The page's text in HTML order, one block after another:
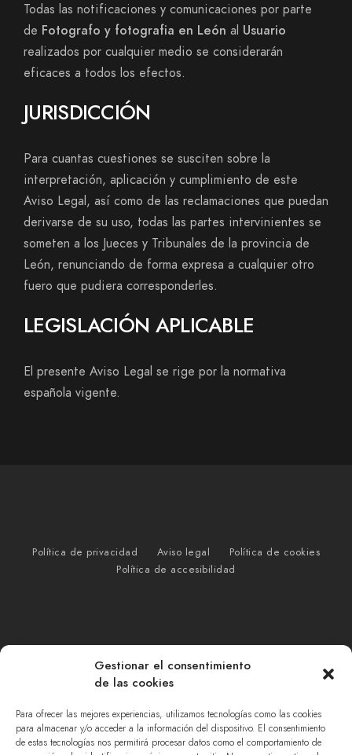
Gestionar el consentimiento
de las cookies
Para ofrecer las mejores experiencias, utilizamos tecnologías como las cookies
para almacenar y/o acceder a la información del dispositivo. El consentimiento
de estas tecnologías nos permitirá procesar datos como el comportamiento de
Todas las notificaciones y comunicaciones por parte
de Fotografo y fotografia en León al Usuario
realizados por cualquier medio se considerarán
eficaces a todos los efectos.
JURISDICCIÓN
Para cuantas cuestiones se susciten sobre la
interpretación, aplicación y cumplimiento de este
Aviso Legal, así como de las reclamaciones que puedan
derivarse de su uso, todas las partes intervinientes se
someten a los Jueces y Tribunales de la provincia de
León, renunciando de forma expresa a cualquier otro
fuero que pudiera corresponderles.
LEGISLACIÓN APLICABLE
El presente Aviso Legal se rige por la normativa
española vigente.
Política de privacidad Aviso legal
Política de cookies
Política de accesibilidad